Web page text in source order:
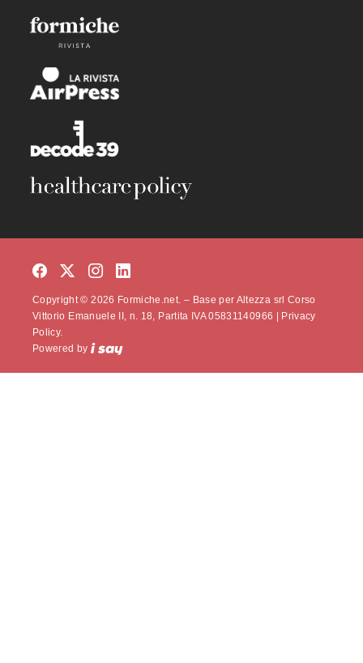
Copyright © 2026 Formiche.net. – Base per Altezza srl Corso
Vittorio Emanuele II, n. 18, Partita IVA 05831140966 |
Privacy
Policy.
Powered by